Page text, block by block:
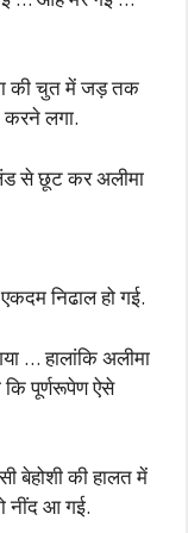
की चुत में जड़ तक
लगा.
से छूट कर अलीमा
निढाल हो गई.
… हालांकि अलीमा
पूर्णरूपेण ऐसे
बेहोशी की हालत में
नींद आ गई.